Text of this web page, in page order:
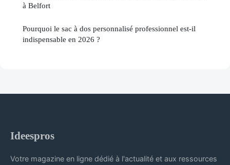
à Belfort
Pourquoi le sac à dos personnalisé professionnel est-il
indispensable en 2026 ?
Ideespros
Votre magazine en ligne dédié à l'actualité et aux ressources